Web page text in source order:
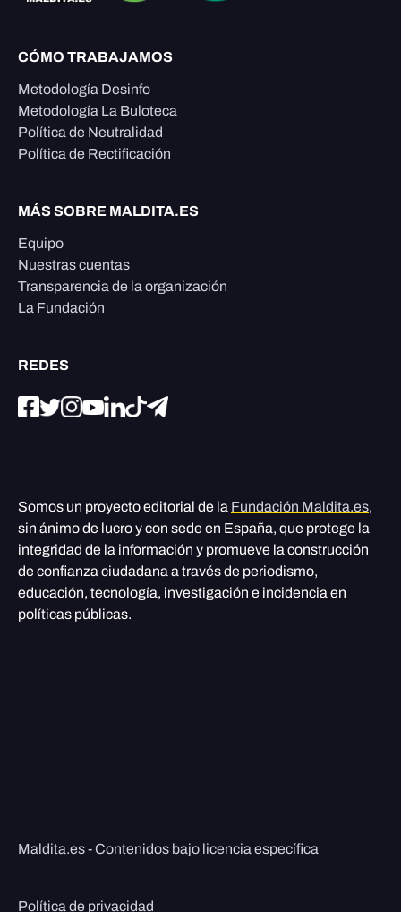
CÓMO TRABAJAMOS
Metodología Desinfo
Metodología La Buloteca
Política de Neutralidad
Política de Rectificación
MÁS SOBRE MALDITA.ES
Equipo
Nuestras cuentas
Transparencia de la organización
La Fundación
REDES
Somos un proyecto editorial de la Fundación Maldita.es,
sin ánimo de lucro y con sede en España, que protege la
integridad de la información y promueve la construcción
de confianza ciudadana a través de periodismo,
educación, tecnología, investigación e incidencia en
políticas públicas.
Maldita.es - Contenidos bajo licencia específica
Política de privacidad